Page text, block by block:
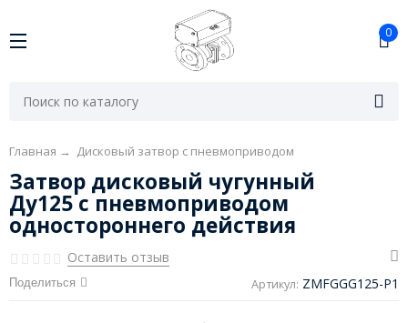
0
Главная → Дисковый затвор с пневмоприводом
Затвор дисковый чугунный
Ду125 с пневмоприводом
одностороннего действия
Оставить отзыв
Поделиться Артикул: ZMFGGG125-P1